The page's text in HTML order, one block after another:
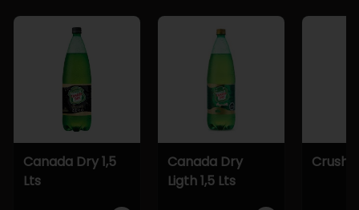
Canada Dry 1,5
Lts
Canada Dry
Ligth 1,5 Lts
Crush